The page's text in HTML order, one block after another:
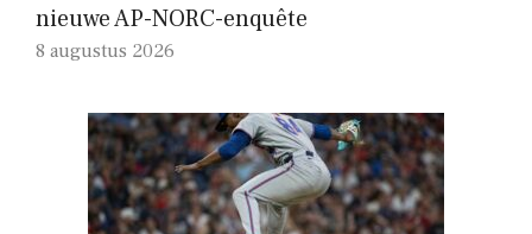
nieuwe AP-NORC-enquête
8 augustus 2026